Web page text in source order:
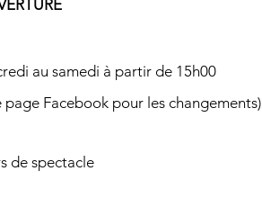
au samedi à partir de 15h00
page Facebook pour les changements)
de spectacle